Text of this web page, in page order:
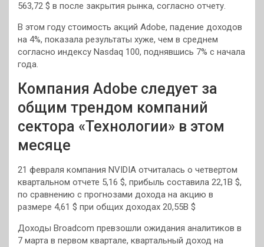
563,72 $ в после закрытия рынка, согласно отчету.
В этом году стоимость акций Adobe, падение доходов
на 4%, показала результаты хуже, чем в среднем
согласно индексу Nasdaq 100, поднявшись 7% с начала
года.
Компания Adobe следует за
общим трендом компаний
сектора «Технологии» в этом
месяце
21 февраля компания NVIDIA отчиталась о четвертом
квартальном отчете 5,16 $, прибыль составила 22,1B $,
по сравнению с прогнозами дохода на акцию в
размере 4,61 $ при общих доходах 20,55B $
Доходы Broadcom превзошли ожидания аналитиков в
7 марта в первом квартале, квартальный доход на